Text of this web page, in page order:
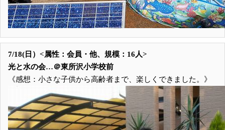
7/18(日）<属性：会員・他、規模：16人>
光と水の会…＠東所沢小学校前
《感想：小さな子供から高齢者まで、楽しくできました。》